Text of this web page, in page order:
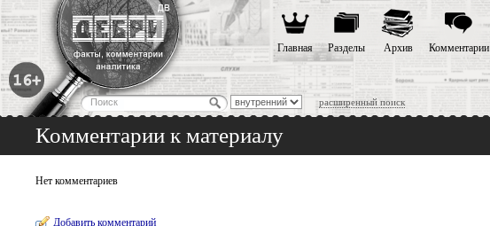
расширенный поиск
Главная Разделы Архив Комментарии
Комментарии к материалу
Нет комментариев
Добавить комментарий